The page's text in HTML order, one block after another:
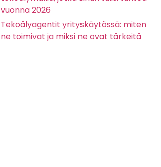
vuonna 2026
Tekoälyagentit yrityskäytössä: miten
ne toimivat ja miksi ne ovat tärkeitä